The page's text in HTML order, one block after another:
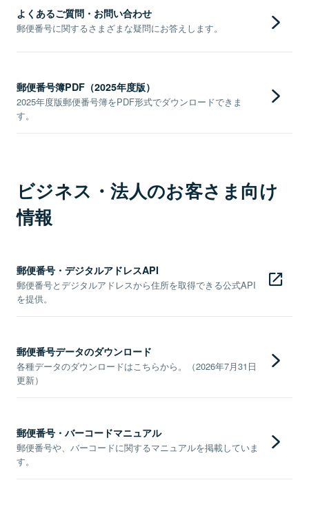
よくあるご質問・お問い合わせ
郵便番号に関するさまざまな疑問にお答えします。
郵便番号簿PDF（2025年度版）
2025年度版郵便番号簿をPDF形式でダウンロードできま
す。
ビジネス・法人のお客さま向け
情報
郵便番号・デジタルアドレスAPI
郵便番号とデジタルアドレスから住所を取得できる公式API
を提供。
郵便番号データのダウンロード
各種データのダウンロードはこちらから。（2026年7月31日
更新）
郵便番号・バーコードマニュアル
郵便番号や、バーコードに関するマニュアルを掲載していま
す。